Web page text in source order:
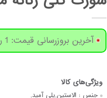
آخرین بروزرسانی قیمت: 1 روز پیش
جنس : الاستین,پلی آمید,